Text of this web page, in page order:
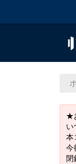
★
い
本
今
閉